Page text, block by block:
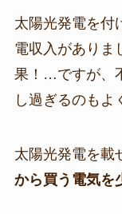
太陽光発電を付
電収入がありま
果！…ですが、
し過ぎるのもよ
太陽光発電を載
から買う電気を